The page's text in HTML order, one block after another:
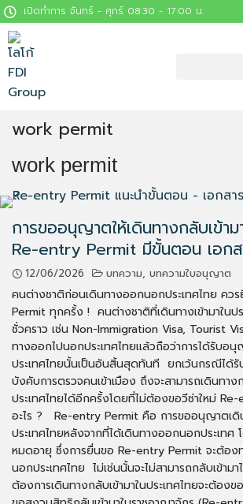
เปิดทำการ จันทร์ - ศุกร์ 08:30 - 17:00 น.
work permit
work permit
การขออนุญาตให้เดินทางกลับเข้าม
Re-entry Permit มีขั้นตอน เอกส
12/06/2026 บทความ, บทความใบอนุญาต
คนต่างชาติก่อนเดินทางออกนอกประเทศไทย คว
Permit ทุกครั้ง ! คนต่างชาติที่เดินทางเข้ามาในป
ชั่วคราว เช่น Non-Immigration Visa, Tourist
ทางออกไปนอกประเทศไทยแล้วถือว่าการได้รับอนุ
ประเทศไทยนั้นเป็นอันสิ้นสุดทันที ยกเว้นกรณีได้
บังคับการตรวจคนเข้าเมือง ถึงจะสามารถเดินทาง
ประเทศไทยได้อีกครั้งโดยที่ไม่ต้องขอวีซ่าใหม่
อะไร ? Re-entry Permit คือ การขออนุญาตเดิน
ประเทศไทยหลังจากที่ได้เดินทางออกนอกประเทศ
หมดอายุ ซึ่งการยื่นขอ Re-entry Permit จะต้อง
นอกประเทศไทย ไม่เช่นนั้นจะไม่สามารถกลับเข้าม
ต้องการเดินทางกลับเข้ามาในประเทศไทยจะต้องข